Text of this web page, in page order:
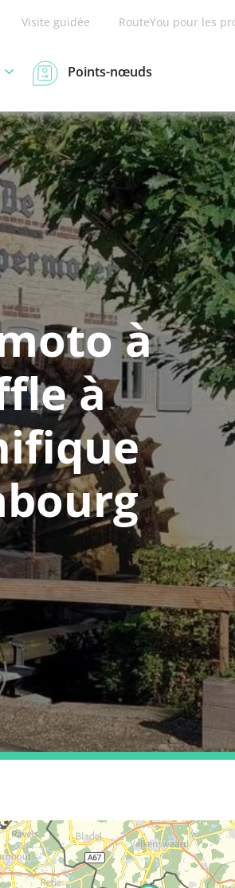
Visite guidée RouteYou pour les
Points-nœuds
à
à